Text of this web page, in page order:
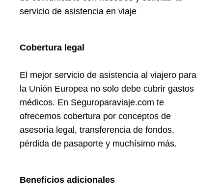
servicio de asistencia en viaje
Cobertura legal
El mejor servicio de asistencia al viajero para
la Unión Europea no solo debe cubrir gastos
médicos. En Seguroparaviaje.com te
ofrecemos cobertura por conceptos de
asesoría legal, transferencia de fondos,
pérdida de pasaporte y muchísimo más.
Beneficios adicionales